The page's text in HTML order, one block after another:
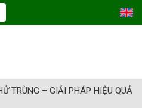
TRÙNG – GIẢI PHÁP HIỆU QUẢ